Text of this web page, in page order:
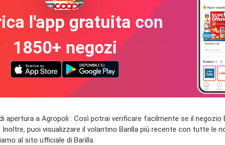
l'app gratuita con
1850+ negozi
apertura a Agropoli . Così potrai verificare facilmente se il
puoi visualizzare il volantino Barilla più recente con tutte le
al sito ufficiale di Barilla.